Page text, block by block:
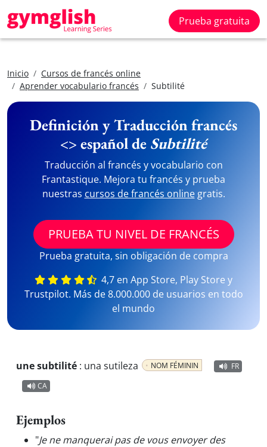
Prueba gratuita
Inicio
Cursos de francés online
Aprender vocabulario francés
Subtilité
Definición y Traducción francés
<> español de Subtilité
Traducción al francés y vocabulario con
Frantastique. Mejora tu francés y prueba
nuestras cursos de francés onlinegratis.
PRUEBA TU NIVEL DE FRANCÉS
Prueba gratuita, sin obligación de compra
4,7 en App Store, Play Store y
Trustpilot. Más de 8.000.000 de usuarios en todo
el mundo
une subtilité : una sutileza NOM FÉMININ
FR
CA
Ejemplos
"Je ne manquerai pas de vous envoyer des